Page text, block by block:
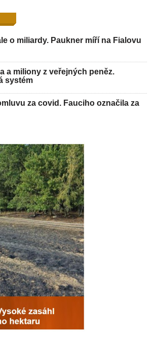
o miliardy. Paukner míří na Fialovu
a miliony z veřejných peněz.
systém
za covid. Fauciho označila za